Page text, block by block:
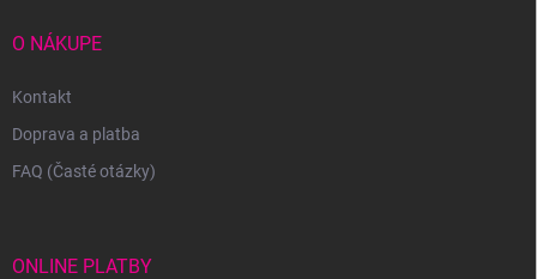
O NÁKUPE
Kontakt
Doprava a platba
FAQ (Časté otázky)
ONLINE PLATBY